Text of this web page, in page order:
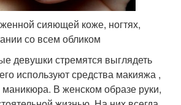
сияющей коже, ногтях,
со всем обликом
девушки стремятся выглядеть
используют средства макияжа ,
В женском образе руки,